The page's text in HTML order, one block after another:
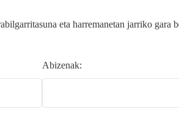
eta harremanetan jarriko gara
Abizenak: